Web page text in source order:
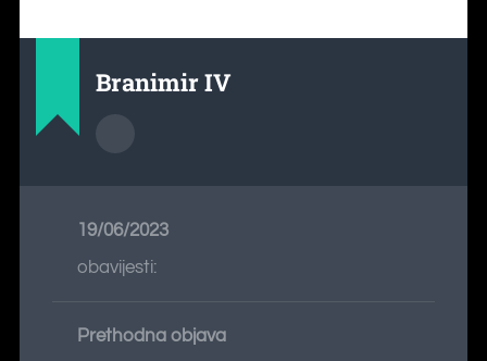
Branimir IV
19/06/2023
obavijesti:
Prethodna objava